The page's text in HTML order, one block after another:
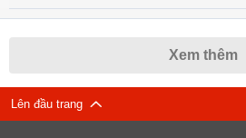
Xem thêm
Lên đầu trang